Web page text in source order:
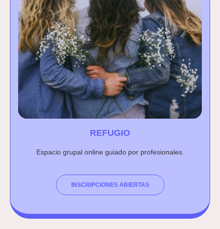
REFUGIO
Espacio grupal online guiado por profesionales.
INSCRIPCIONES ABIERTAS